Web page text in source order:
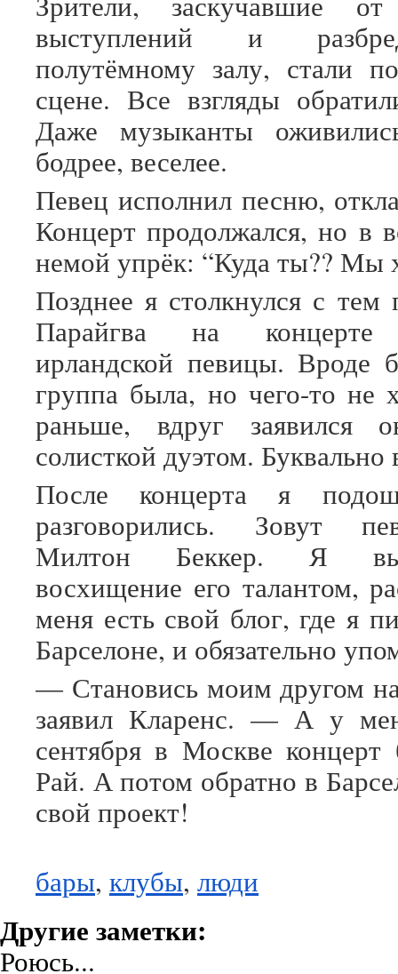
выступлений и
полутёмному залу, стали
сцене. Все взгляды
Даже музыканты
бодрее, веселее.
Певец исполнил песню,
Концерт продолжался, но в
немой упрёк: “Куда ты?? Мы
Позднее я столкнулся с тем
Парайгва на концерте
ирландской певицы. Вроде
группа была, но чего-то не
раньше, вдруг
солисткой дуэтом. Буквально
После концерта я
разговорились. Зовут
Милтон Беккер. Я
восхищение его талантом,
меня есть свой блог, где я
Барселоне, и обязательно
— Становись моим другом
заявил Кларенс. — А у
сентября в Москве концерт
Рай. А потом обратно в
свой проект!
бары, клубы, люди
Другие заметки:
Роюсь...